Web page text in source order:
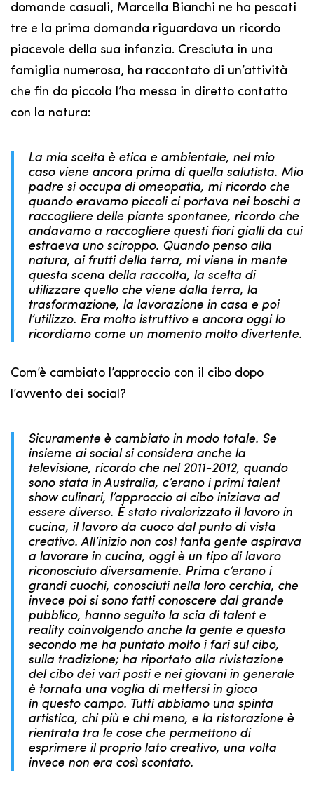
domande casuali, Marcella Bianchi ne ha pescati
tre e la prima domanda riguardava un ricordo
piacevole della sua infanzia. Cresciuta in una
famiglia numerosa, ha raccontato di un’attività
che fin da piccola l’ha messa in diretto contatto
con la natura:
La mia scelta è etica e ambientale, nel mio
caso viene ancora prima di quella salutista. Mio
padre si occupa di omeopatia, mi ricordo che
quando eravamo piccoli ci portava nei boschi a
raccogliere delle piante spontanee, ricordo che
andavamo a raccogliere questi fiori gialli da cui
estraeva uno sciroppo. Quando penso alla
natura, ai frutti della terra, mi viene in mente
questa scena della raccolta, la scelta di
utilizzare quello che viene dalla terra, la
trasformazione, la lavorazione in casa e poi
l’utilizzo. Era molto istruttivo e ancora oggi lo
ricordiamo come un momento molto divertente.
Com’è cambiato l’approccio con il cibo dopo
l’avvento dei social?
Sicuramente è cambiato in modo totale. Se
insieme ai social si considera anche la
televisione, ricordo che nel 2011-2012, quando
sono stata in Australia, c’erano i primi talent
show culinari, l’approccio al cibo iniziava ad
essere diverso. È stato rivalorizzato il lavoro in
cucina, il lavoro da cuoco dal punto di vista
creativo. All’inizio non così tanta gente aspirava
a lavorare in cucina, oggi è un tipo di lavoro
riconosciuto diversamente. Prima c’erano i
grandi cuochi, conosciuti nella loro cerchia, che
invece poi si sono fatti conoscere dal grande
pubblico, hanno seguito la scia di talent e
reality coinvolgendo anche la gente e questo
secondo me ha puntato molto i fari sul cibo,
sulla tradizione; ha riportato alla rivistazione
del cibo dei vari posti e nei giovani in generale
è tornata una voglia di mettersi in gioco
in questo campo. Tutti abbiamo una spinta
artistica, chi più e chi meno, e la ristorazione è
rientrata tra le cose che permettono di
esprimere il proprio lato creativo, una volta
invece non era così scontato.